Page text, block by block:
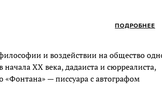
ПОДРОБНЕЕ
и воздействии на общество
XX века, дадаиста и сюрреалиста,
«Фонтана» — писсуара с автографом